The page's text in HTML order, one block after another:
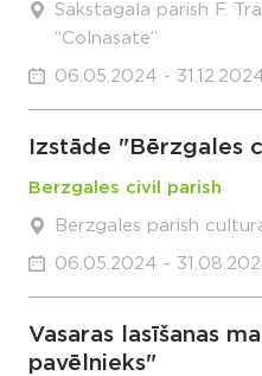
Sakstagala parish F.
“Colnasate”
06.05.2024 -
Izstāde "Bērzgales
Berzgales civil parish
Berzgales parish
06.05.2024 -
Vasaras lasīšanas
pavēlnieks"